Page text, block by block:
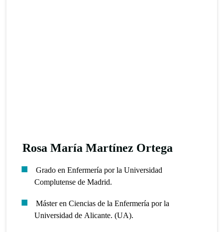
Rosa María Martínez Ortega
Grado en Enfermería por la Universidad
Complutense de Madrid.
Máster en Ciencias de la Enfermería por la
Universidad de Alicante. (UA).